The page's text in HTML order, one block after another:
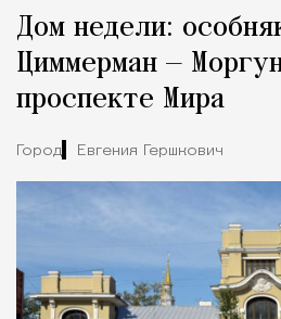
Город
Дом недели:
Циммерман —
проспекте Мира
Город Евгения Гершкович